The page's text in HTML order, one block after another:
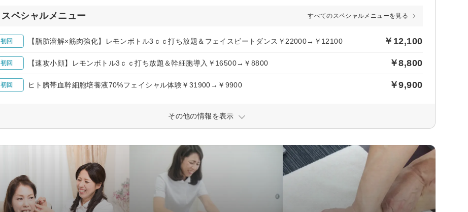
スペシャルメニュー すべてのスペシャルメニューを見る
初回 【脂肪溶解×筋肉強化】レモンボトル3ｃｃ打ち放題＆フェイスビートダンス￥22000→￥12100 ￥12,100
初回 【速攻小顔】レモンボトル3ｃｃ打ち放題＆幹細胞導入￥16500→￥8800 ￥8,800
初回 ヒト臍帯血幹細胞培養液70%フェイシャル体験￥31900→￥9900 ￥9,900
その他の情報を表示